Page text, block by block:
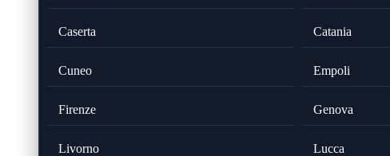
Caserta Catania
Cuneo Empoli
Firenze Genova
Livorno Lucca